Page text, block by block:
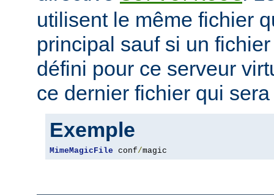
utilisent le même fichier
principal sauf si un
défini pour ce serveur
ce dernier fichier qui
Exemple
MimeMagicFile conf/magic